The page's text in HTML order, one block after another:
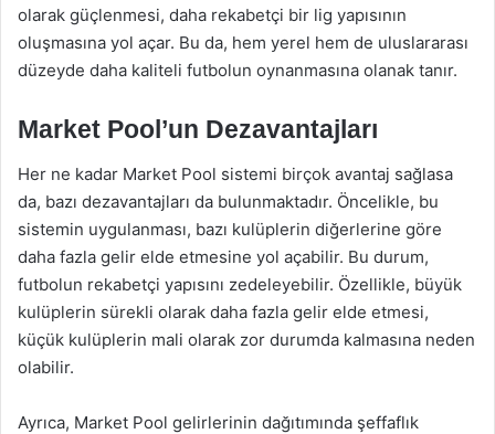
olarak güçlenmesi, daha rekabetçi bir lig yapısının
oluşmasına yol açar. Bu da, hem yerel hem de uluslararası
düzeyde daha kaliteli futbolun oynanmasına olanak tanır.
Market Pool’un Dezavantajları
Her ne kadar Market Pool sistemi birçok avantaj sağlasa
da, bazı dezavantajları da bulunmaktadır. Öncelikle, bu
sistemin uygulanması, bazı kulüplerin diğerlerine göre
daha fazla gelir elde etmesine yol açabilir. Bu durum,
futbolun rekabetçi yapısını zedeleyebilir. Özellikle, büyük
kulüplerin sürekli olarak daha fazla gelir elde etmesi,
küçük kulüplerin mali olarak zor durumda kalmasına neden
olabilir.
Ayrıca, Market Pool gelirlerinin dağıtımında şeffaflık